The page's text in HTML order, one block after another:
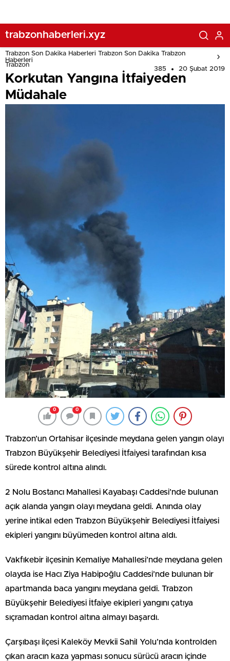
trabzonhaberleri.xyz
Trabzon Son Dakika Haberleri Trabzon Son Dakika Trabzon
Haberleri
Trabzon
385 20 Şubat 2019
Korkutan Yangına İtfaiyeden
Müdahale
0 0
Trabzon’un Ortahisar ilçesinde meydana gelen yangın olayı
Trabzon Büyükşehir Belediyesi İtfaiyesi tarafından kısa
sürede kontrol altına alındı.
2 Nolu Bostancı Mahallesi Kayabaşı Caddesi’nde bulunan
açık alanda yangın olayı meydana geldi. Anında olay
yerine intikal eden Trabzon Büyükşehir Belediyesi İtfaiyesi
ekipleri yangını büyümeden kontrol altına aldı.
Vakfıkebir ilçesinin Kemaliye Mahallesi’nde meydana gelen
olayda ise Hacı Ziya Habipoğlu Caddesi’nde bulunan bir
apartmanda baca yangını meydana geldi. Trabzon
Büyükşehir Belediyesi İtfaiye ekipleri yangını çatıya
sıçramadan kontrol altına almayı başardı.
Çarşıbaşı ilçesi Kaleköy Mevkii Sahil Yolu’nda kontrolden
çıkan aracın kaza yapması sonucu sürücü aracın içinde